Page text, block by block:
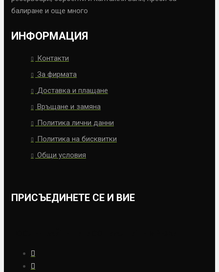
балиране и още много
ИНФОРМАЦИЯ
Контакти
За фирмата
Доставка и плащане
Връщане и замяна
Политика лични данни
Политика на бисквитки
Общи условия
ПРИСЪЕДИНЕТЕ СЕ И ВИЕ